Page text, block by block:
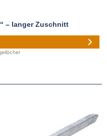
– langer Zuschnitt